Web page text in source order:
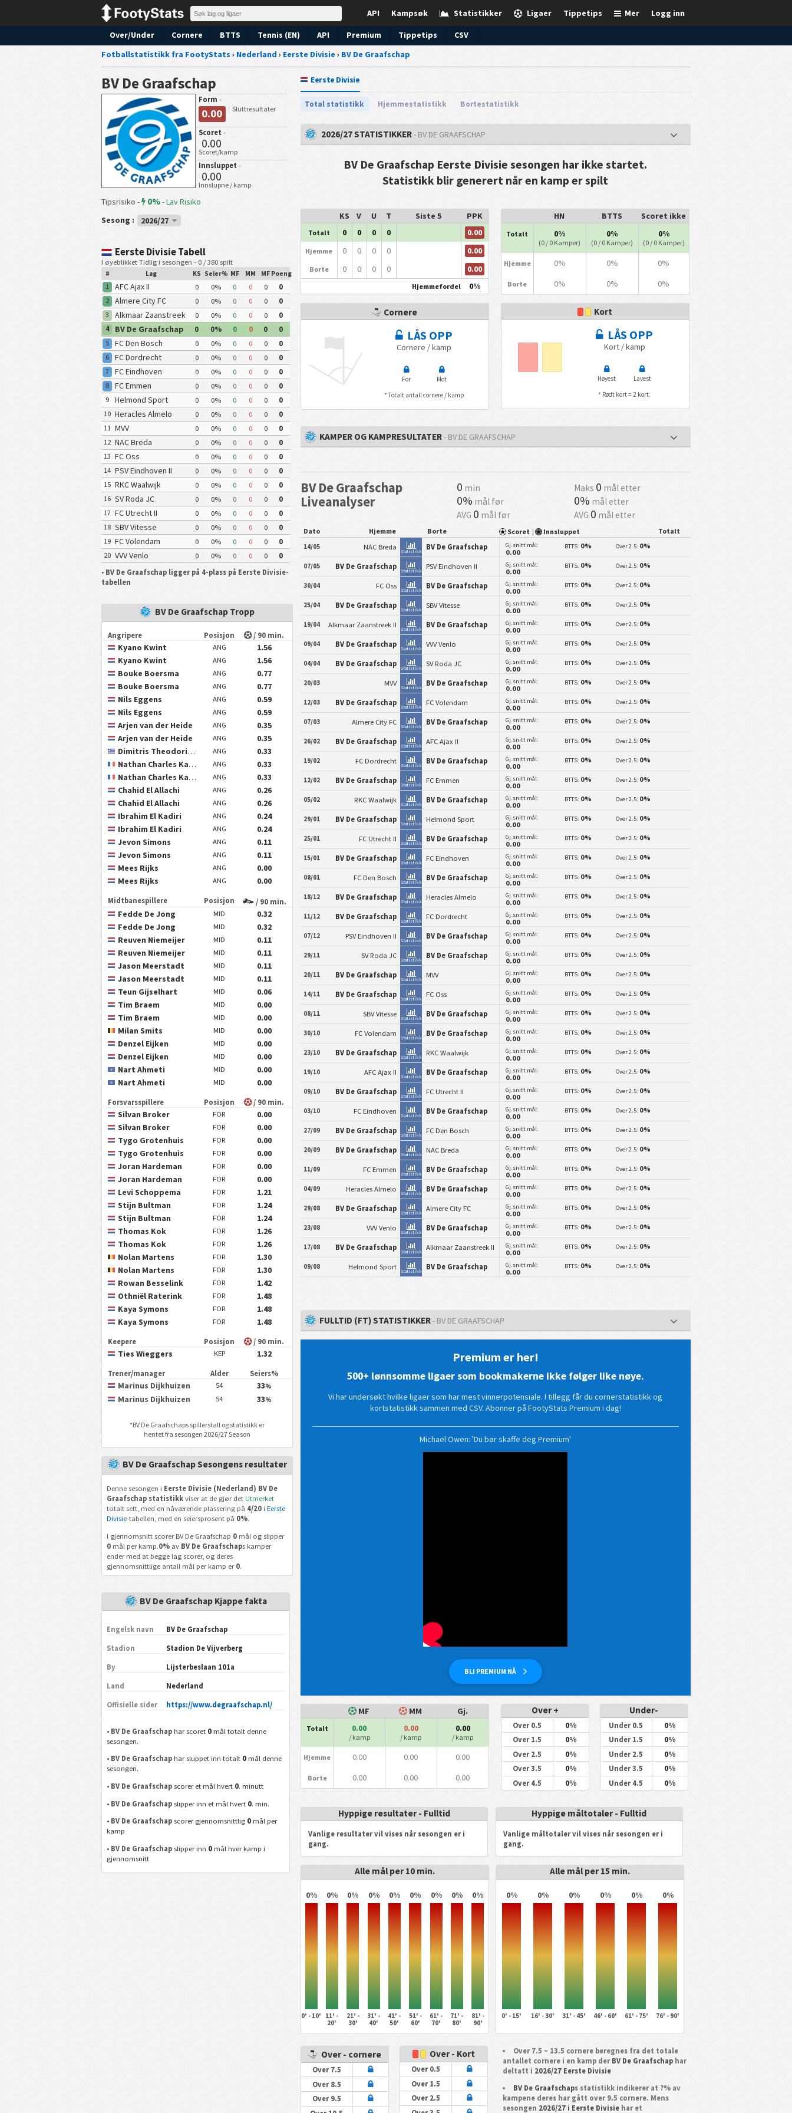
Logg inn
Mer
Tippetips
Ligaer
Statistikker
Kampsøk
API
Over/Under Cornere BTTS Tennis (EN) API Premium Tippetips
CSV
Fotballstatistikk fra FootyStats › Nederland › Eerste Divisie › BV De Graafschap
BV De Graafschap
Form -
0.00 Sluttresultater
Scoret -
0.00
Scoret/kamp
Innsluppet -
0.00
Innslupne / kamp
Tipsrisiko - 0%-Lav Risiko
Sesong :
2026/27
Eerste Divisie Tabell
I øyeblikket Tidlig i sesongen - 0 / 380 spilt
# Lag KS Seier% MF MM MF Poeng
1 AFC Ajax II 0 0% 0 0 0
0
2
Almere City FC 0 0% 0 0 0
0
3
Alkmaar Zaanstreek
II
0 0% 0 0 0
0
4
BV De Graafschap 0 0% 0 0 0
0
5
FC Den Bosch 0 0% 0 0 0
0
6
FC Dordrecht 0 0% 0 0 0
0
7
FC Eindhoven 0 0% 0 0 0
0
8
FC Emmen 0 0% 0 0 0
0
9
Helmond Sport 0 0% 0 0 0
0
10 Heracles Almelo 0 0% 0 0 0
0
11 MVV 0 0% 0 0 0
0
12 NAC Breda 0 0% 0 0 0
0
13 FC Oss 0 0% 0 0 0
0
14 PSV Eindhoven II 0 0% 0 0 0
0
15 RKC Waalwijk 0 0% 0 0 0
0
16 SV Roda JC 0 0% 0 0 0
0
17 FC Utrecht II 0 0% 0 0 0
0
18 SBV Vitesse 0 0% 0 0 0
0
19 FC Volendam 0 0% 0 0 0
0
20 VVV Venlo 0 0% 0 0 0
0
• BV De Graafschap ligger på 4-plass på Eerste Divisie-
tabellen
BV De Graafschap Tropp
Angripere Posisjon / 90 min.
Kyano Kwint ANG
1.56
Kyano Kwint
ANG
1.56
Bouke Boersma
ANG
0.77
Bouke Boersma
ANG
0.77
Nils Eggens
ANG
0.59
Nils Eggens
ANG
0.59
Arjen van der Heide
ANG
0.35
Arjen van der Heide
ANG
0.35
Dimitris Theodoridis
ANG
0.33
Nathan Charles Kaninda
ANG
0.33
Nathan Charles Kaninda
ANG
0.33
Chahid El Allachi
ANG
0.26
Chahid El Allachi
ANG
0.26
Ibrahim El Kadiri
ANG
0.24
Ibrahim El Kadiri
ANG
0.24
Jevon Simons
ANG
0.11
Jevon Simons
ANG
0.11
Mees Rijks
ANG
0.00
Mees Rijks
ANG 0.00
Midtbanespillere Posisjon / 90 min.
Fedde De Jong MID
0.32
Fedde De Jong
MID
0.32
Reuven Niemeijer
MID
0.11
Reuven Niemeijer
MID
0.11
Jason Meerstadt
MID
0.11
Jason Meerstadt
MID
0.11
Teun Gijselhart
MID
0.06
Tim Braem
MID
0.00
Tim Braem
MID
0.00
Milan Smits
MID
0.00
Denzel Eijken
MID
0.00
Denzel Eijken
MID
0.00
Nart Ahmeti
MID
0.00
Nart Ahmeti
MID 0.00
Forsvarsspillere Posisjon / 90 min.
Silvan Broker FOR
0.00
Silvan Broker
FOR
0.00
Tygo Grotenhuis
FOR
0.00
Tygo Grotenhuis
FOR
0.00
Joran Hardeman
FOR
0.00
Joran Hardeman
FOR
0.00
Levi Schoppema
FOR
1.21
Stijn Bultman
FOR
1.24
Stijn Bultman
FOR
1.24
Thomas Kok
FOR
1.26
Thomas Kok
FOR
1.26
Nolan Martens
FOR
1.30
Nolan Martens
FOR
1.30
Rowan Besselink
FOR
1.42
Othniël Raterink
FOR
1.48
Kaya Symons
FOR
1.48
Kaya Symons
FOR 1.48
Keepere Posisjon / 90 min.
Ties Wieggers KEP 1.32
Trener/manager Alder Seiers%
Marinus Dijkhuizen 54 33%
Marinus Dijkhuizen 54 33%
*BV De Graafschaps spillerstall og statistikk er
hentet fra sesongen 2026/27 Season
BV De Graafschap Sesongens resultater
Denne sesongen i Eerste Divisie (Nederland) BV De
Graafschap statistikkviser at de gjør det Utmerket
totalt sett, med en nåværende plassering på 4/20i Eerste
Divisie-tabellen, med en seiersprosent på 0%.
I gjennomsnitt scorer BV De Graafschap 0mål og slipper
0mål per kamp.0%av BV De Graafschaps kamper
ender med at begge lag scorer, og deres
gjennomsnittlige antall mål per kamp er 0.
BV De Graafschap Kjappe fakta
Engelsk navn BV De Graafschap
Stadion Stadion De Vijverberg
By Lijsterbeslaan 101a
Land Nederland
Offisielle sider https://www.degraafschap.nl/
• BV De Graafschap har scoret 0 mål totalt denne
sesongen.
• BV De Graafschap har sluppet inn totalt 0 mål denne
sesongen.
• BV De Graafschap scorer et mål hvert 0. minutt
• BV De Graafschap slipper inn et mål hvert 0. min.
• BV De Graafschap scorer gjennomsnittlig 0 mål per
kamp
• BV De Graafschap slipper inn 0 mål hver kamp i
gjennomsnitt
Eerste Divisie
Total statistikk Hjemmestatistikk Bortestatistikk
2026/27 STATISTIKKER- BV DE GRAAFSCHAP
BV De Graafschap Eerste Divisie sesongen har ikke startet.
Statistikk blir generert når en kamp er spilt
KS V U T Siste 5 PPK
Totalt 0 0 0 0 0.00
Hjemme 0 0 0 0 0.00
Borte 0 0 0 0 0.00
Hjemmefordel 0%
HN BTTS Scoret ikke
Totalt 0%
(0 / 0 Kamper)
0%
(0 / 0 Kamper)
0%
(0 / 0 Kamper)
Hjemme 0% 0% 0%
Borte 0% 0% 0%
Cornere
LÅS OPP
Cornere / kamp
For
Mot
* Totalt antall cornere / kamp
Kort
LÅS OPP
Kort / kamp
Høyest
Lavest
* Rødt kort = 2 kort.
KAMPER OG KAMPRESULTATER- BV DE GRAAFSCHAP
BV De Graafschap
Liveanalyser
0 min Maks 0 mål etter
0% mål før 0% mål etter
AVG 0 mål før AVG 0 mål etter
Dato Hjemme Borte Scoret | Innsluppet Totalt
14/05 NAC Breda
Statistikk
BV De Graafschap Gj.snitt mål:
0.00
BTTS: 0% Over 2.5: 0%
07/05 BV De Graafschap
Statistikk
PSV Eindhoven II Gj.snitt mål:
0.00
BTTS: 0% Over 2.5: 0%
30/04 FC Oss
Statistikk
BV De Graafschap Gj.snitt mål:
0.00
BTTS: 0% Over 2.5: 0%
25/04 BV De Graafschap
Statistikk
SBV Vitesse Gj.snitt mål:
0.00
BTTS: 0% Over 2.5: 0%
19/04 Alkmaar Zaanstreek II
Statistikk
BV De Graafschap Gj.snitt mål:
0.00
BTTS: 0% Over 2.5: 0%
09/04 BV De Graafschap
Statistikk
VVV Venlo Gj.snitt mål:
0.00
BTTS: 0% Over 2.5: 0%
04/04 BV De Graafschap
Statistikk
SV Roda JC Gj.snitt mål:
0.00
BTTS: 0% Over 2.5: 0%
20/03 MVV
Statistikk
BV De Graafschap Gj.snitt mål:
0.00
BTTS: 0% Over 2.5: 0%
12/03 BV De Graafschap
Statistikk
FC Volendam Gj.snitt mål:
0.00
BTTS: 0% Over 2.5: 0%
07/03 Almere City FC
Statistikk
BV De Graafschap Gj.snitt mål:
0.00
BTTS: 0% Over 2.5: 0%
26/02 BV De Graafschap
Statistikk
AFC Ajax II Gj.snitt mål:
0.00
BTTS: 0% Over 2.5: 0%
19/02 FC Dordrecht
Statistikk
BV De Graafschap Gj.snitt mål:
0.00
BTTS: 0% Over 2.5: 0%
12/02 BV De Graafschap
Statistikk
FC Emmen Gj.snitt mål:
0.00
BTTS: 0% Over 2.5: 0%
05/02 RKC Waalwijk
Statistikk
BV De Graafschap Gj.snitt mål:
0.00
BTTS: 0% Over 2.5: 0%
29/01 BV De Graafschap
Statistikk
Helmond Sport Gj.snitt mål:
0.00
BTTS: 0% Over 2.5: 0%
25/01 FC Utrecht II
Statistikk
BV De Graafschap Gj.snitt mål:
0.00
BTTS: 0% Over 2.5: 0%
15/01 BV De Graafschap
Statistikk
FC Eindhoven Gj.snitt mål:
0.00
BTTS: 0% Over 2.5: 0%
08/01 FC Den Bosch
Statistikk
BV De Graafschap Gj.snitt mål:
0.00
BTTS: 0% Over 2.5: 0%
18/12 BV De Graafschap
Statistikk
Heracles Almelo Gj.snitt mål:
0.00
BTTS: 0% Over 2.5: 0%
11/12 BV De Graafschap
Statistikk
FC Dordrecht Gj.snitt mål:
0.00
BTTS: 0% Over 2.5: 0%
07/12 PSV Eindhoven II
Statistikk
BV De Graafschap Gj.snitt mål:
0.00
BTTS: 0% Over 2.5: 0%
29/11 SV Roda JC
Statistikk
BV De Graafschap Gj.snitt mål:
0.00
BTTS: 0% Over 2.5: 0%
20/11 BV De Graafschap
Statistikk
MVV Gj.snitt mål:
0.00
BTTS: 0% Over 2.5: 0%
14/11 BV De Graafschap
Statistikk
FC Oss Gj.snitt mål:
0.00
BTTS: 0% Over 2.5: 0%
08/11 SBV Vitesse
Statistikk
BV De Graafschap Gj.snitt mål:
0.00
BTTS: 0% Over 2.5: 0%
30/10 FC Volendam
Statistikk
BV De Graafschap Gj.snitt mål:
0.00
BTTS: 0% Over 2.5: 0%
23/10 BV De Graafschap
Statistikk
RKC Waalwijk Gj.snitt mål:
0.00
BTTS: 0% Over 2.5: 0%
19/10 AFC Ajax II
Statistikk
BV De Graafschap Gj.snitt mål:
0.00
BTTS: 0% Over 2.5: 0%
09/10 BV De Graafschap
Statistikk
FC Utrecht II Gj.snitt mål:
0.00
BTTS: 0% Over 2.5: 0%
03/10 FC Eindhoven
Statistikk
BV De Graafschap Gj.snitt mål:
0.00
BTTS: 0% Over 2.5: 0%
27/09 BV De Graafschap
Statistikk
FC Den Bosch Gj.snitt mål:
0.00
BTTS: 0% Over 2.5: 0%
20/09 BV De Graafschap
Statistikk
NAC Breda Gj.snitt mål:
0.00
BTTS: 0% Over 2.5: 0%
11/09 FC Emmen
Statistikk
BV De Graafschap Gj.snitt mål:
0.00
BTTS: 0% Over 2.5: 0%
04/09 Heracles Almelo
Statistikk
BV De Graafschap Gj.snitt mål:
0.00
BTTS: 0% Over 2.5: 0%
29/08 BV De Graafschap
Statistikk
Almere City FC Gj.snitt mål:
0.00
BTTS: 0% Over 2.5: 0%
23/08 VVV Venlo
Statistikk
BV De Graafschap Gj.snitt mål:
0.00
BTTS: 0% Over 2.5: 0%
17/08 BV De Graafschap
Statistikk
Alkmaar Zaanstreek II Gj.snitt mål:
0.00
BTTS: 0% Over 2.5: 0%
09/08 Helmond Sport
Statistikk
BV De Graafschap Gj.snitt mål:
0.00
BTTS: 0% Over 2.5: 0%
FULLTID (FT) STATISTIKKER- BV DE GRAAFSCHAP
Premium er her!
500+ lønnsomme ligaer som bookmakerne ikke følger like nøye.
Vi har undersøkt hvilke ligaer som har mest vinnerpotensiale. I tillegg får du cornerstatistikk og
kortstatistikk sammen med CSV. Abonner på FootyStats Premium i dag!
BLI PREMIUM NÅ
Michael Owen: 'Du bør skaffe deg Premium'
MF MM Gj.
Totalt 0.00
/ kamp
0.00
/ kamp
0.00
/ kamp
Hjemme 0.00 0.00 0.00
Borte 0.00 0.00 0.00
Over +
Over 0.5 0%
Over 1.5 0%
Over 2.5 0%
Over 3.5 0%
Over 4.5 0%
Under-
Under 0.5 0%
Under 1.5 0%
Under 2.5 0%
Under 3.5 0%
Under 4.5 0%
Hyppige resultater - Fulltid
Vanlige resultater vil vises når sesongen er i
gang.
Hyppige måltotaler - Fulltid
Vanlige måltotaler vil vises når sesongen er i
gang.
Alle mål per 10 min.
0% 0% 0% 0% 0% 0% 0% 0% 0%
0' - 10'
11' -
20'
21' -
30'
31' -
40'
41' -
50'
51' -
60'
61' -
70'
71' -
80'
81' -
90'
Alle mål per 15 min.
0% 0% 0% 0% 0% 0%
0' - 15' 16' - 30' 31' - 45' 46' - 60' 61' - 75' 76' - 90'
Over - cornere
Over 7.5
Over 8.5
Over 9.5
Over - Kort
Over 0.5
Over 1.5
Over 2.5
Over 7.5 ~ 13.5 cornere beregnes fra det totale
antallet cornere i en kamp der BV De Graafschap har
deltatt i 2026/27 Eerste Divisie
BV De Graafschaps statistikk indikerer at ?% av
kampene deres har gått over 9.5 cornere. Mens
sesongen 2026/27 i Eerste Divisie har et